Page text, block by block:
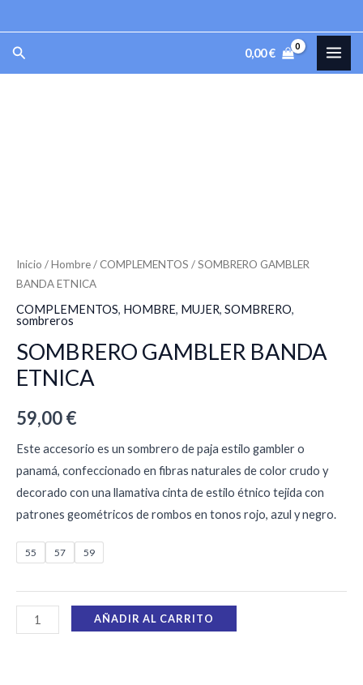
al
contenido
Buscar 0,00€
Inicio /Hombre/ COMPLEMENTOS / SOMBRERO GAMBLER
BANDA ETNICA
COMPLEMENTOS, HOMBRE, MUJER, SOMBRERO,
sombreros
SOMBRERO GAMBLER BANDA
ETNICA
59,00€
Este accesorio es un sombrero de paja estilo gambler o
panamá, confeccionado en fibras naturales de color crudo y
decorado con una llamativa cinta de estilo étnico tejida con
patrones geométricos de rombos en tonos rojo, azul y negro.
55 57 59
AÑADIR AL CARRITO